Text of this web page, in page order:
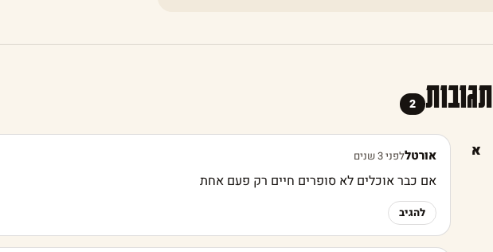
תגובות 2
א אורטללפני 3 שנים
אם כבר אוכלים לא סופרים חיים רק פעם אחת
להגיב